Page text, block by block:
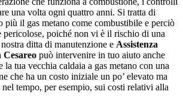
una volta ogni quattro anni. Si tratta di
più il gas metano come combustibile e perciò
pericolose, poiché non vi è il rischio di una
ditta di manutenzione e Assistenza
Cesareo può intervenire in tuo aiuto anche
la tua vecchia caldaia a gas metano con una
che ha un costo iniziale un po’ elevato ma
tempo, per esempio, sui costi relativi alla